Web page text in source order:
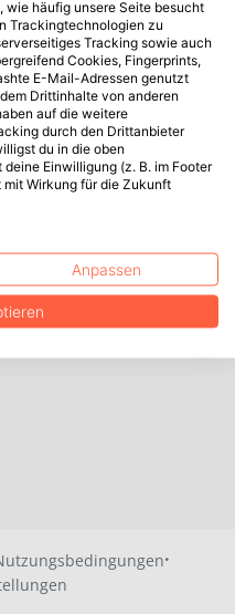
·
wie häufig unsere Seite besucht
Trackingtechnologien zu
Tracking sowie auch
Cookies, Fingerprints,
E-Mail-Adressen genutzt
Drittinhalte von anderen
auf die weitere
durch den Drittanbieter
du in die oben
Einwilligung (z. B. im Footer
Wirkung für die Zukunft
Anpassen